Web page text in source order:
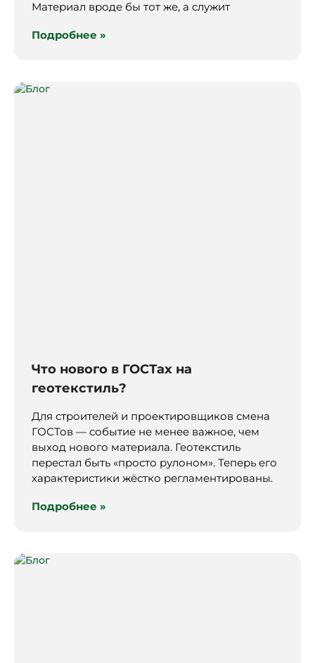
Материал вроде бы тот же, а служит
Подробнее »
Что нового в ГОСТах на
геотекстиль?
Для строителей и проектировщиков смена
ГОСТов — событие не менее важное, чем
выход нового материала. Геотекстиль
перестал быть «просто рулоном». Теперь его
характеристики жёстко регламентированы.
Подробнее »